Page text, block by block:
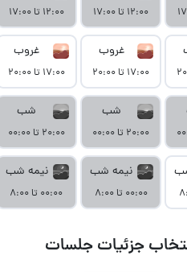
۱۲:۰۰ تا ۱۷:۰۰
غروب
۱۷:۰۰ تا ۲۰:۰۰
شب
۲۰:۰۰ تا ۰۰:۰۰
نیمه شب
۰۰:۰۰ تا ۸:۰۰
۱۲:۰۰ تا ۱۷:۰۰
غروب
۱۷:۰۰ تا ۲۰:۰۰
شب
۲۰:۰۰ تا ۰۰:۰۰
نیمه شب
۰۰:۰۰ تا ۸:۰۰
جزئیات جلسات